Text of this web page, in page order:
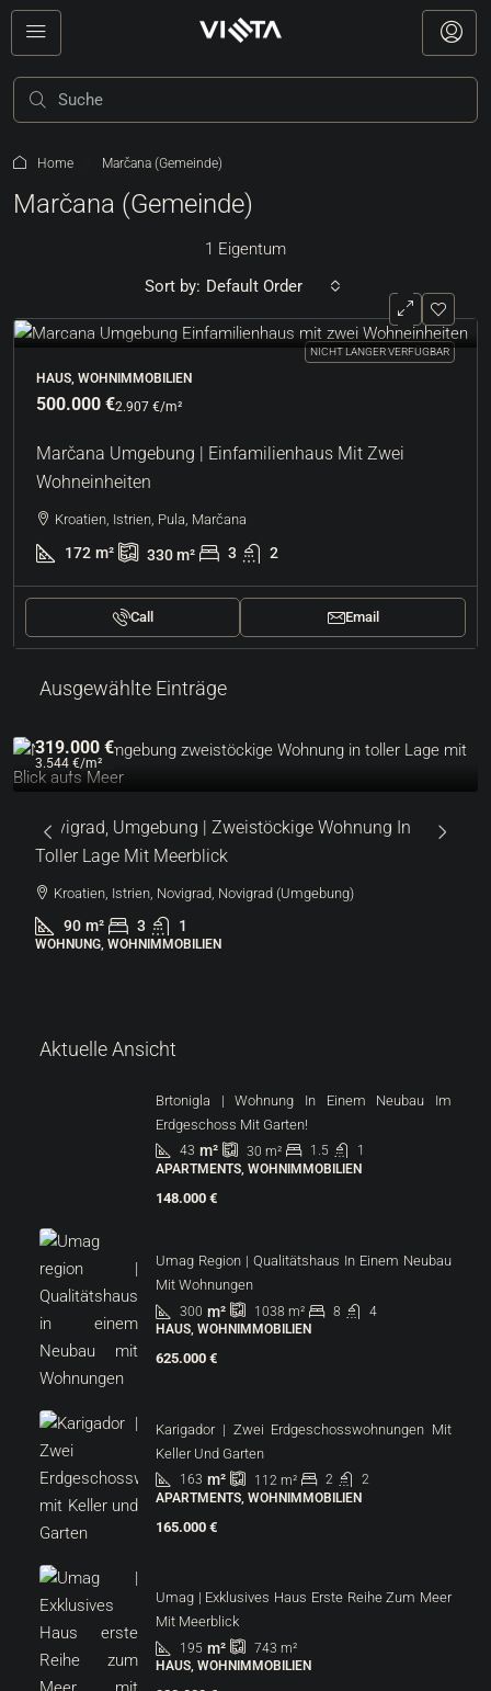
Home Marčana (Gemeinde)
Marčana (Gemeinde)
1 Eigentum
Sort by: Default Order
NICHT LÄNGER VERFÜGBAR
HAUS, WOHNIMMOBILIEN
500.000 €2.907 €/m²
Marčana Umgebung | Einfamilienhaus Mit Zwei
Wohneinheiten
Kroatien, Istrien, Pula, Marčana
172 m² 330m² 3 2
Call Email
Ausgewählte Einträge
319.000 €
3.544 €/m²
Novigrad, Umgebung | Zweistöckige Wohnung In
Toller Lage Mit Meerblick
Kroatien, Istrien, Novigrad, Novigrad (Umgebung)
90 m² 3 1
WOHNUNG, WOHNIMMOBILIEN
Aktuelle Ansicht
Brtonigla | Wohnung In Einem Neubau Im
Erdgeschoss Mit Garten!
43 m² 30 m² 1.5
1
APARTMENTS, WOHNIMMOBILIEN
148.000 €
Umag Region | Qualitätshaus In Einem Neubau
Mit Wohnungen
300 m² 1038 m² 8
4
HAUS, WOHNIMMOBILIEN
625.000 €
Karigador | Zwei Erdgeschosswohnungen Mit
Keller Und Garten
163 m² 112 m² 2
2
APARTMENTS, WOHNIMMOBILIEN
165.000 €
Umag | Exklusives Haus Erste Reihe Zum Meer
Mit Meerblick
195 m² 743 m²
HAUS, WOHNIMMOBILIEN